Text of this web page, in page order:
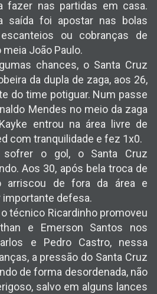
fazer nas partidas em casa.
saída foi apostar nas bolas
ou cobranças de
João Paulo.
chances, o Santa Cruz
da dupla de zaga, aos 26,
do time potiguar. Num passe
Mendes no meio da zaga
entrou na área livre de
com tranquilidade e fez 1x0.
sofrer o gol, o Santa Cruz
Aos 30, após bela troca de
arriscou de fora da área e
importante defesa.
técnico Ricardinho promoveu
e Emerson Santos nos
e Pedro Castro, nessa
a pressão do Santa Cruz
de forma desordenada, não
salvo em alguns lances